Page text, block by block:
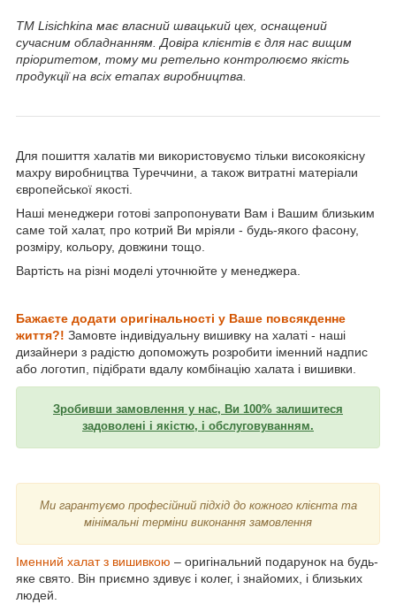
ТМ Lisichkina має власний швацький цех, оснащений
сучасним обладнанням. Довіра клієнтів є для нас вищим
пріоритетом, тому ми ретельно контролюємо якість
продукції на всіх етапах виробництва.
Для пошиття халатів ми використовуємо тільки високоякісну
махру виробництва Туреччини, а також витратні матеріали
європейської якості.
Наші менеджери готові запропонувати Вам і Вашим близьким
саме той халат, про котрий Ви мріяли - будь-якого фасону,
розміру, кольору, довжини тощо.
Вартість на різні моделі уточнюйте у менеджера.
Бажаєте додати оригінальності у Ваше повсякденне
життя?! Замовте індивідуальну вишивку на халаті - наші
дизайнери з радістю допоможуть розробити іменний надпис
або логотип, підібрати вдалу комбінацію халата і вишивки.
Зробивши замовлення у нас, Ви 100% залишитеся
задоволені і якістю, і обслуговуванням.
Ми гарантуємо професійний підхід до кожного клієнта та
мінімальні терміни виконання замовлення
Іменний халат з вишивкою – оригінальний подарунок на будь-
яке свято. Він приємно здивує і колег, і знайомих, і близьких
людей.